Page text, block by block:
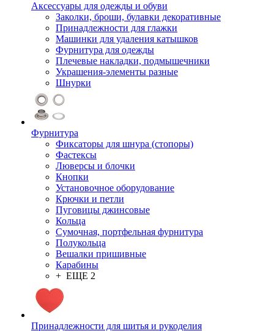
Аксессуары для одежды и обуви
Заколки, броши, булавки декоративные
Принадлежности для глажки
Машинки для удаления катышков
Фурнитура для одежды
Плечевые накладки, подмышечники
Украшения-элементы разные
Шнурки
Фурнитура
Фиксаторы для шнура (стопоры)
Фастексы
Люверсы и блочки
Кнопки
Установочное оборудование
Крючки и петли
Пуговицы джинсовые
Кольца
Сумочная, портфельная фурнитура
Полукольца
Вешалки пришивные
Карабины
+ ЕЩЕ 2
Принадлежности для шитья и рукоделия